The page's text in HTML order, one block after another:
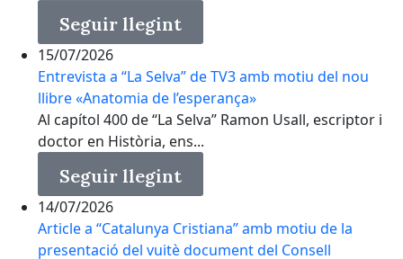
Seguir llegint
15/07/2026
Entrevista a “La Selva” de TV3 amb motiu del nou
llibre «Anatomia de l’esperança»
Al capítol 400 de “La Selva” Ramon Usall, escriptor i
doctor en Història, ens...
Seguir llegint
14/07/2026
Article a “Catalunya Cristiana” amb motiu de la
presentació del vuitè document del Consell